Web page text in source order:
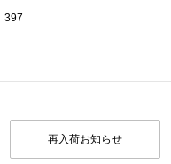
397
再入荷お知らせ